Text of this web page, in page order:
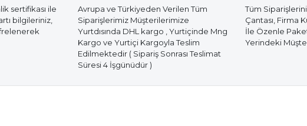
sertifikası ile
bilgileriniz,
Avrupa ve Türkiyeden Verilen Tüm
Siparişlerimiz Müşterilerimize
Yurtdısında DHL kargo , Yurtiçinde Mng
Kargo ve Yurtiçi Kargoyla Teslim
Edilmektedir ( Sipariş Sonrası Teslimat
Süresi 4 İşgünüdür )
Tüm
Çantası, Firma
İle Özenle
Yerindeki